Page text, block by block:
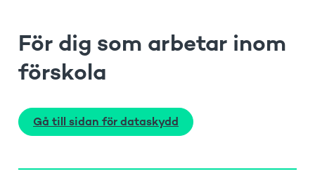
För dig som arbetar inom
förskola
Gå till sidan för dataskydd